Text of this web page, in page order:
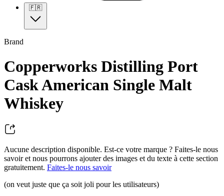
🇫🇷
Brand
Copperworks Distilling Port
Cask American Single Malt
Whiskey
Aucune description disponible. Est-ce votre marque ? Faites-le nous
savoir et nous pourrons ajouter des images et du texte à cette section
gratuitement. Faites-le nous savoir
(on veut juste que ça soit joli pour les utilisateurs)